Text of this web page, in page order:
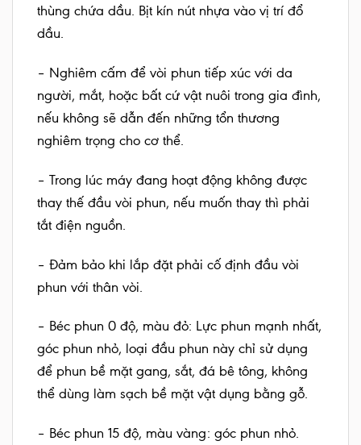
thùng chứa dầu. Bịt kín nút nhựa vào vị trí đổ
dầu.
– Nghiêm cấm để vòi phun tiếp xúc với da
người, mắt, hoặc bất cứ vật nuôi trong gia đình,
nếu không sẽ dẫn đến những tổn thương
nghiêm trọng cho cơ thể.
– Trong lúc máy đang hoạt động không được
thay thế đầu vòi phun, nếu muốn thay thì phải
tắt điện nguồn.
– Đảm bảo khi lắp đặt phải cố định đầu vòi
phun với thân vòi.
– Béc phun 0 độ, màu đỏ: Lực phun mạnh nhất,
góc phun nhỏ, loại đầu phun này chỉ sử dụng
để phun bề mặt gang, sắt, đá bê tông, không
thể dùng làm sạch bề mặt vật dụng bằng gỗ.
– Béc phun 15 độ, màu vàng: góc phun nhỏ.